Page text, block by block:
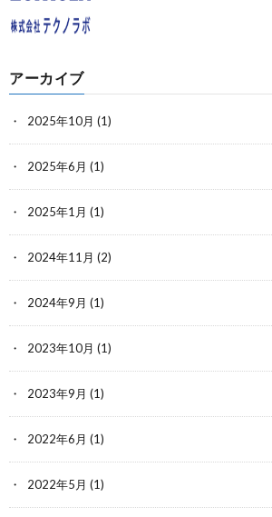
アーカイブ
2025年10月 (1)
2025年6月 (1)
2025年1月 (1)
2024年11月 (2)
2024年9月 (1)
2023年10月 (1)
2023年9月 (1)
2022年6月 (1)
2022年5月 (1)